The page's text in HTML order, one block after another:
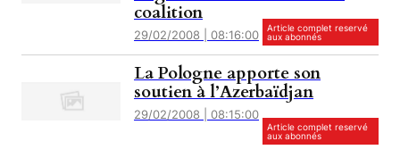
coalition
29/02/2008 | 08:16:00
Article complet reservé
aux abonnés
La Pologne apporte son
soutien à l’Azerbaïdjan
29/02/2008 | 08:15:00
Article complet reservé
aux abonnés